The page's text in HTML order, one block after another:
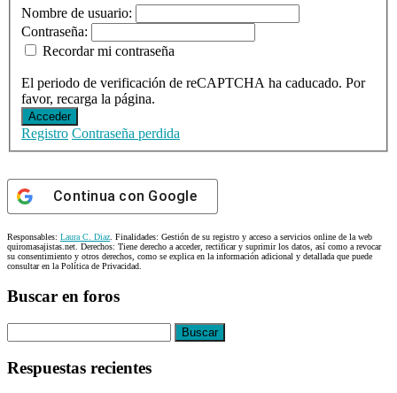
Nombre de usuario:
Contraseña:
Recordar mi contraseña
El periodo de verificación de reCAPTCHA ha caducado. Por
favor, recarga la página.
Acceder
Registro Contraseña perdida
Continua con Google
Responsables: Laura C. Diaz . Finalidades: Gestión de su registro y acceso a servicios online de la web
quiromasajistas.net. Derechos: Tiene derecho a acceder, rectificar y suprimir los datos, así como a revocar
su consentimiento y otros derechos, como se explica en la información adicional y detallada que puede
consultar en la Política de Privacidad.
Buscar en foros
Respuestas recientes